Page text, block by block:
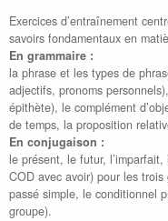
Exercices d’entraînement
savoirs fondamentaux en
En grammaire :
la phrase et les types de
adjectifs, pronoms
épithète), le complément
de temps, la proposition
En conjugaison :
le présent, le futur, l’imparfait,
COD avec avoir) pour les
passé simple, le conditionnel
groupe).